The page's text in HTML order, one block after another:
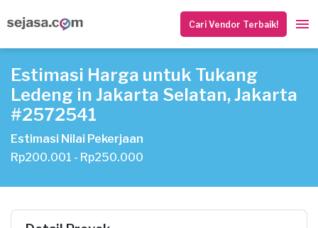
Cari Vendor Terbaik!
Estimasi Harga untuk Tukang
Ledeng in Jakarta Selatan, Jakarta
#2572541
Estimasi Nilai Pekerjaan
Rp200.001 - Rp250.000